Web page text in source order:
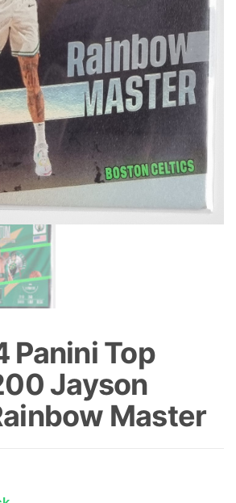
Panini Top
Jayson
Master